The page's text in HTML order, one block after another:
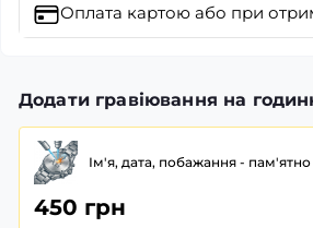
Оплата картою або при
Додати гравіювання на
Ім'я, дата, побажання -
450 грн